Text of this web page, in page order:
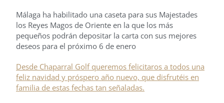
Málaga ha habilitado una caseta para sus Majestades
los Reyes Magos de Oriente en la que los más
pequeños podrán depositar la carta con sus mejores
deseos para el próximo 6 de enero
Desde Chaparral Golf queremos felicitaros a todos una
feliz navidad y próspero año nuevo, que disfrutéis en
familia de estas fechas tan señaladas.